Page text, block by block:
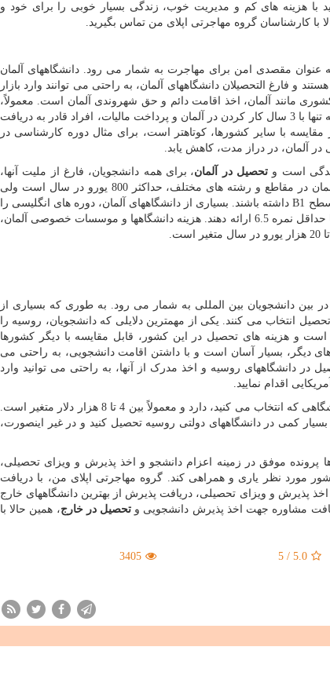
با هزینه های کم و مدیریت خوب، زندگی بسیار خوبی را برای خود و
با کارشناسان گروه مهاجرتی اپلای من تماس بگیرید.
عنوان مقصدی امن برای مهاجرت به شمار می رود. دانشگاههای آلمان
فارغ التحصیلان دانشگاههای آلمان، به راحتی می توانند وارد بازار
مانند آلمان، اخذ اقامت دائم و حق شهروندی آلمان است. معمولاً،
رسیدن به اقامت دائم کشورهای اروپایی بسیار زمانبر است، در حالی که تنها با 3 سال کار کردن در آلمان و پرداخت مالیات، افراد قادر به دریافت
با سایر کشورها، کوتاهتر است، برای مثال دوره کارشناسی در
زندگی است وتحصیل در آلمان، برای همه دانشجویان، فارغ از ملیت آنها،
تقریباً رایگان است. به طور کلی هزینه تحصیل در دانشگاههای دولتی آلمان در مقاطع و رشته های مختلف، حداکثر 800 یورو در سال است ولی
سطح B1داشته باشند. بسیاری از دانشگاههای آلمان، دوره های انگلیسی را
نیز ارائه می دهند که افراد برای واجد شرایط بودن، باید مدرک آیلتس با حداقل نمره 6.5 ارائه دهند. هزینه دانشگاهها و موسسات خصوصی آلمان،
بین دانشجویان بین المللی به شمار می رود. به طوری که بسیاری از
انتخاب می کنند. یکی از مهمترین دلایلی که دانشجویان، روسیه را
و هزینه های تحصیل در این کشور، قابل مقایسه با دیگر کشورها
دیگر، بسیار آسان است و با داشتن اقامت دانشجویی، به راحتی می
در دانشگاههای روسیه و اخذ مدرک از آنها، به راحتی می توانید وارد
اقدام نمایید.
، در مقاطع و رشته های مختلف، بستگی به دانشگاهی که انتخاب می کنید، دارد و معمولاً بین 4 تا 8 هزار دلار متغیر است.
کمی در دانشگاههای دولتی روسیه تحصیل کنید و در غیر اینصورت،
پرونده موفق در زمینه اعزام دانشجو و اخذ پذیرش و ویزای تحصیلی،
مورد نظر یاری و همراهی کند. گروه مهاجرتی اپلای من، با دریافت
پذیرش و ویزای تحصیلی، دریافت پذیرش از بهترین دانشگاههای خارج
مشاوره جهت اخذ پذیرش دانشجویی و تحصیل در خارج، همین حالا با
5.0
/
5
3405